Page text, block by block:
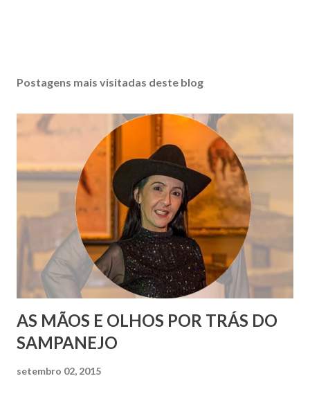
Postagens mais visitadas deste blog
AS MÃOS E OLHOS POR TRÁS DO
SAMPANEJO
setembro 02, 2015